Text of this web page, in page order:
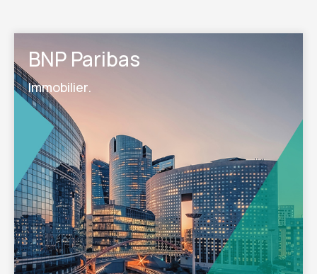
BNP Paribas
Immobilier.